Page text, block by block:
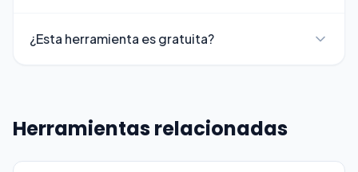
¿Esta herramienta es gratuita?
Herramientas relacionadas